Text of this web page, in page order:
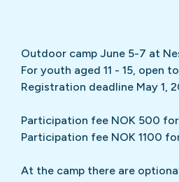
Outdoor camp June 5-7 at
For youth aged 11 - 15, open
Registration deadline May 1,
Participation fee NOK 500
Participation fee NOK 1100
At the camp there are